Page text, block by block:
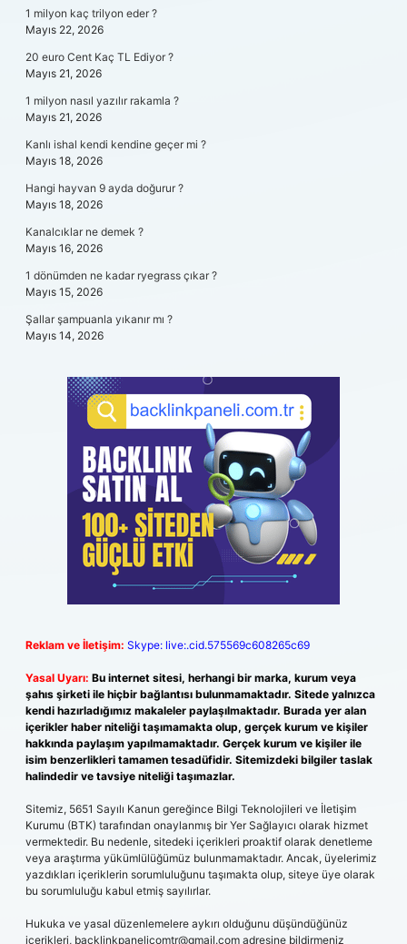
1 milyon kaç trilyon eder ?
Mayıs 22, 2026
20 euro Cent Kaç TL Ediyor ?
Mayıs 21, 2026
1 milyon nasıl yazılır rakamla ?
Mayıs 21, 2026
Kanlı ishal kendi kendine geçer mi ?
Mayıs 18, 2026
Hangi hayvan 9 ayda doğurur ?
Mayıs 18, 2026
Kanalcıklar ne demek ?
Mayıs 16, 2026
1 dönümden ne kadar ryegrass çıkar ?
Mayıs 15, 2026
Şallar şampuanla yıkanır mı ?
Mayıs 14, 2026
Reklam ve İletişim: Skype: live:.cid.575569c608265c69
Yasal Uyarı: Bu internet sitesi, herhangi bir marka, kurum veya
şahıs şirketi ile hiçbir bağlantısı bulunmamaktadır. Sitede yalnızca
kendi hazırladığımız makaleler paylaşılmaktadır. Burada yer alan
içerikler haber niteliği taşımamakta olup, gerçek kurum ve kişiler
hakkında paylaşım yapılmamaktadır. Gerçek kurum ve kişiler ile
isim benzerlikleri tamamen tesadüfidir. Sitemizdeki bilgiler taslak
halindedir ve tavsiye niteliği taşımazlar.
Sitemiz, 5651 Sayılı Kanun gereğince Bilgi Teknolojileri ve İletişim
Kurumu (BTK) tarafından onaylanmış bir Yer Sağlayıcı olarak hizmet
vermektedir. Bu nedenle, sitedeki içerikleri proaktif olarak denetleme
veya araştırma yükümlülüğümüz bulunmamaktadır. Ancak, üyelerimiz
yazdıkları içeriklerin sorumluluğunu taşımakta olup, siteye üye olarak
bu sorumluluğu kabul etmiş sayılırlar.
Hukuka ve yasal düzenlemelere aykırı olduğunu düşündüğünüz
içerikleri, backlinkpanelicomtr@gmail.com adresine bildirmeniz